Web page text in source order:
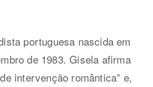
portuguesa nascida em
de 1983. Gisela afirma
intervenção romântica” e,